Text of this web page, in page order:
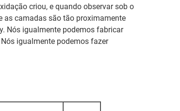
criou, e quando observar sob o
as camadas são tão proximamente
Nós igualmente podemos fabricar
igualmente podemos fazer